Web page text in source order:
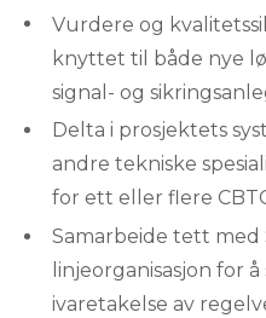
Vurdere og
knyttet til både nye
signal- og
Delta i prosjektets
andre tekniske
for ett eller flere
Samarbeide tett med
linjeorganisasjon for
ivaretakelse av